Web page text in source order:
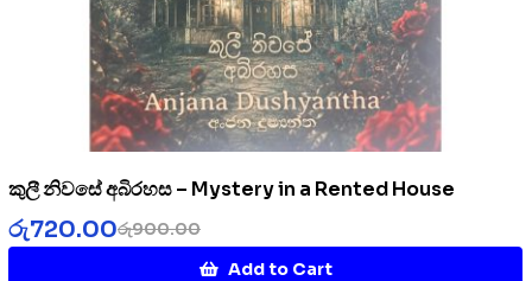
කුලී නිවසේ අබිරහස – Mystery in a Rented House
රු900.00
රු720.00
Add to Cart